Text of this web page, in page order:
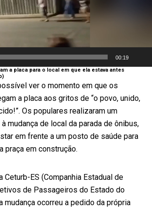
00:19
a placa para o local em que ela estava antes
ver o momento em que os
a placa aos gritos de “o povo, unido,
Os populares realizaram um
mudança de local da parada de ônibus,
em frente a um posto de saúde para
praça em construção.
Ceturb-ES (Companhia Estadual de
de Passageiros do Estado do
mudança ocorreu a pedido da própria